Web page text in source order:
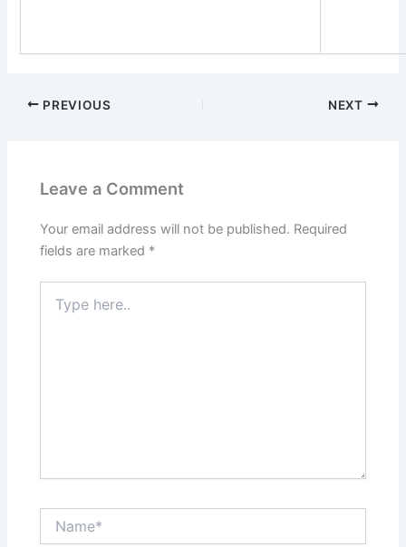
PREVIOUS NEXT
Leave a Comment
Your email address will not be published. Required
fields are marked *
here..